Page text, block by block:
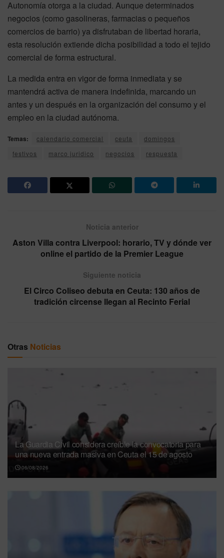
Autonomía otorga a la ciudad. Aunque determinados
negocios (como gasolineras, farmacias o pequeños
comercios de barrio) ya disfrutaban de libertad horaria,
esta resolución extiende dicha posibilidad a todo el tejido
comercial de forma estructural.
La medida entra en vigor de forma inmediata y se
mantendrá activa de manera indefinida, marcando un
antes y un después en la organización del consumo y el
empleo en la ciudad autónoma.
Temas: calendario comercial ceuta
domingos
festivos
marco juridico negocios respuesta
Noticia anterior
Aston Villa contra Liverpool: horario, TV y dónde ver
online el partido de la Premier League
Siguiente noticia
El Circo Coliseo debuta en Ceuta: 130 años de
tradición circense llegan al Recinto Ferial
Otras Noticias
La Guardia Civil considera creíble la convocatoria para
una nueva entrada masiva en Ceuta el 15 de agosto
06/08/2026